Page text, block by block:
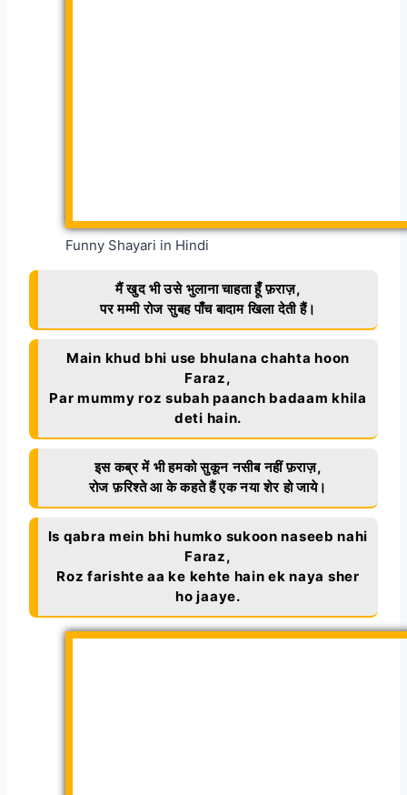
Funny Shayari in Hindi
मैं खुद भी उसे भुलाना चाहता हूँ फ़राज़,
पर मम्मी रोज सुबह पाँच बादाम खिला देती हैं।
Main khud bhi use bhulana chahta hoon
Faraz,
Par mummy roz subah paanch badaam khila
deti hain.
इस कब्र में भी हमको सुकून नसीब नहीं फ़राज़,
रोज फ़रिश्ते आ के कहते हैं एक नया शेर हो जाये।
Is qabra mein bhi humko sukoon naseeb nahi
Faraz,
Roz farishte aa ke kehte hain ek naya sher
ho jaaye.